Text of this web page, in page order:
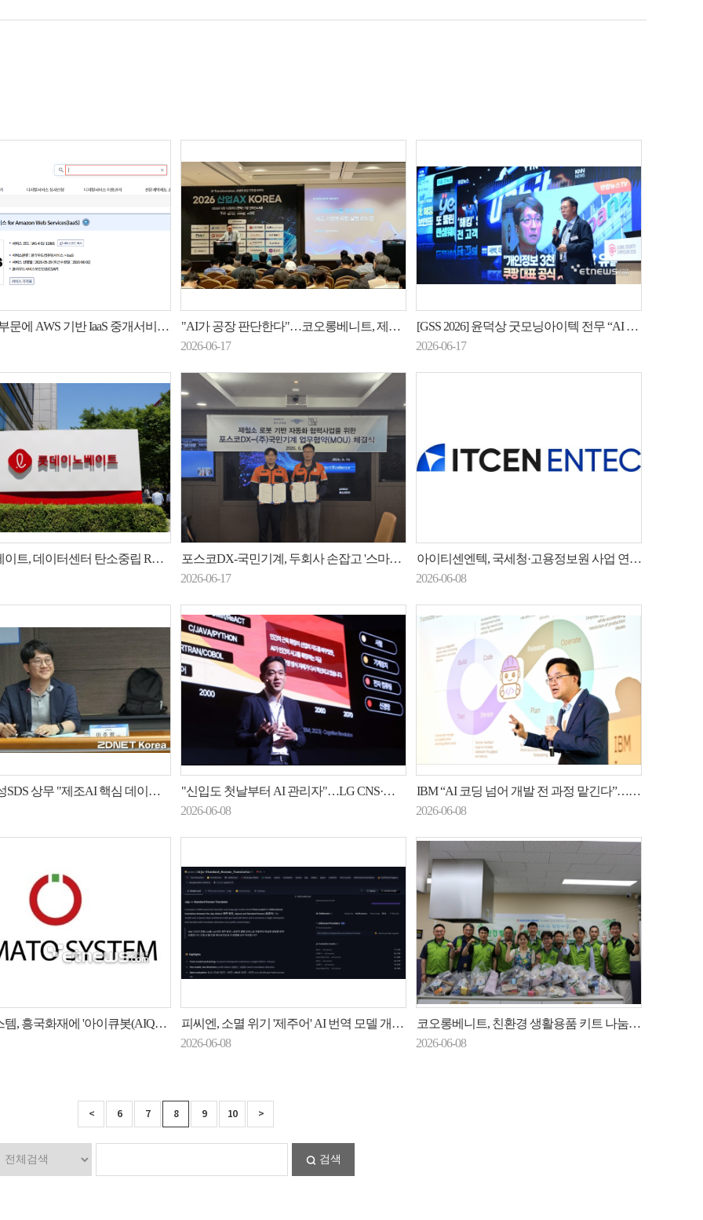
에 AWS 기반 IaaS 중개서비스 제공
"AI가 공장 판단한다"…코오롱베니트, 제조 AX 전략 공개
2026-06-17
[GSS 2026] 윤덕상 굿모닝아이텍 전무 “AI 위협 대응엔 제로트러스트 필수”
2026-06-17
, 데이터센터 탄소중립 R&D 참여
포스코DX-국민기계, 두회사 손잡고 '스마트 제철소' 구현 가속화
2026-06-17
아이티센엔텍, 국세청·고용정보원 사업 연이어 수주…총 636억원 규모
2026-06-08
상무 "제조AI 핵심 데이터는 시계열"
"신입도 첫날부터 AI 관리자"…LG CNS·오픈AI가 말하는 AX 시대
2026-06-08
IBM “AI 코딩 넘어 개발 전 과정 맡긴다”…‘밥’ 솔루션 국내 공개
2026-06-08
에 '아이큐봇(AIQBot)' 공급…“넥스트 코어 프로젝트 참여”
피씨엔, 소멸 위기 '제주어' AI 번역 모델 개발…오픈소스로 전면 공개
2026-06-08
코오롱베니트, 친환경 생활용품 키트 나눔 봉사 진행
2026-06-08
< 6 7 8 9 10 >
검색